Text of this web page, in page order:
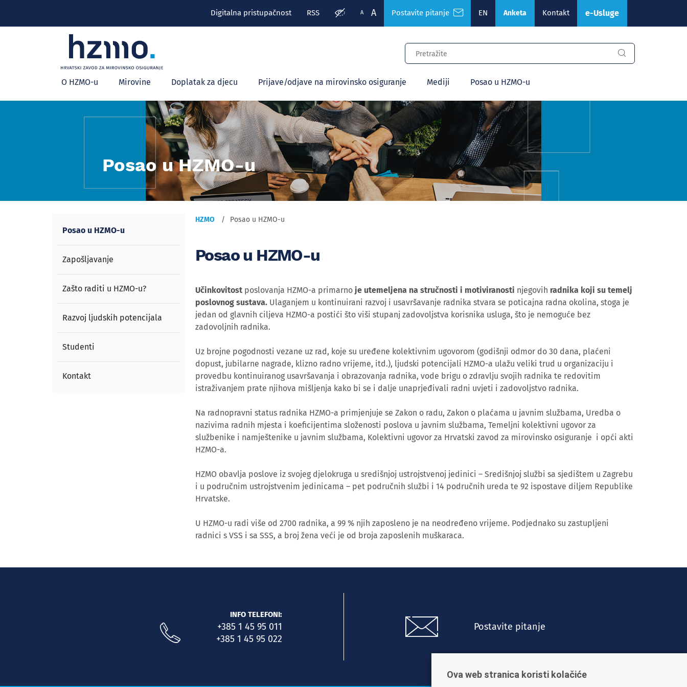
Digitalna pristupačnost RSS A A Postavite pitanje EN Anketa Kontakt e-Usluge
Glavni
izbornik
O HZMO-u Mirovine Doplatak za djecu Prijave/odjave na mirovinsko osiguranje Mediji Posao u HZMO-u
Posao u HZMO-u
Posao u HZMO-u
Zapošljavanje
Zašto raditi u HZMO-u?
Razvoj ljudskih potencijala
Studenti
Kontakt
HZMO Posao u HZMO-u
Posao u HZMO-u
Učinkovitost poslovanja HZMO-a primarno je utemeljena na stručnosti i motiviranosti njegovih radnika koji su temelj
poslovnog sustava. Ulaganjem u kontinuirani razvoj i usavršavanje radnika stvara se poticajna radna okolina, stoga je
jedan od glavnih ciljeva HZMO-a postići što viši stupanj zadovoljstva korisnika usluga, što je nemoguće bez
zadovoljnih radnika.
Uz brojne pogodnosti vezane uz rad, koje su uređene kolektivnim ugovorom (godišnji odmor do 30 dana, plaćeni
dopust, jubilarne nagrade, klizno radno vrijeme, itd.), ljudski potencijali HZMO-a ulažu veliki trud u organizaciju i
provedbu kontinuiranog usavršavanja i obrazovanja radnika, vode brigu o zdravlju svojih radnika te redovitim
istraživanjem prate njihova mišljenja kako bi se i dalje unaprjeđivali radni uvjeti i zadovoljstvo radnika.
Na radnopravni status radnika HZMO-a primjenjuje se Zakon o radu, Zakon o plaćama u javnim službama, Uredba o
nazivima radnih mjesta i koeficijentima složenosti poslova u javnim službama, Temeljni kolektivni ugovor za
službenike i namještenike u javnim službama, Kolektivni ugovor za Hrvatski zavod za mirovinsko osiguranje i opći akti
HZMO-a.
HZMO obavlja poslove iz svojeg djelokruga u središnjoj ustrojstvenoj jedinici – Središnjoj službi sa sjedištem u Zagrebu
i u područnim ustrojstvenim jedinicama – pet područnih službi i 14 područnih ureda te 92 ispostave diljem Republike
Hrvatske.
U HZMO-u radi više od 2700 radnika, a 99 % njih zaposleno je na neodređeno vrijeme. Podjednako su zastupljeni
radnici s VSS i sa SSS, a broj žena veći je od broja zaposlenih muškaraca.
INFO TELEFONI:
+385 1 45 95 011
+385 1 45 95 022
Postavite pitanje
Ova web stranica koristi kolačiće